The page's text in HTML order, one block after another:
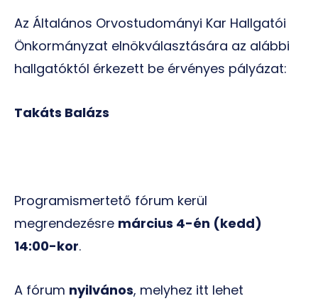
Az Általános Orvostudományi Kar Hallgatói
Önkormányzat elnökválasztására az alábbi
hallgatóktól érkezett be érvényes pályázat:
Takáts Balázs
Programismertető fórum kerül
megrendezésre március 4-én (kedd)
14:00-kor.
A fórum nyilvános, melyhez itt lehet